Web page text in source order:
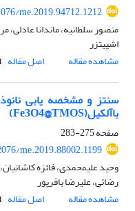
me.2019.94712.1212
منصور سلطانیه، ماندانا
اشپیتزر
مشاهده مقاله
اصل مقاله
سنتز و مشخصه یابی
باآلکیل(Fe3O4@TMOS)
صفحه275-283
me.2019.88002.1199
وحید علیمحمدی، فائزه
رضائی، علیرضا باقرپور
مشاهده مقاله
اصل مقاله